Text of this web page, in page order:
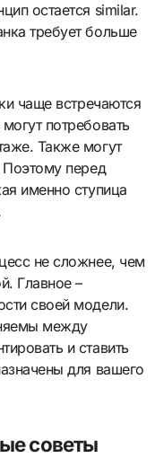
остается similar.
требует больше
чаще встречаются
потребовать
Также могут
Поэтому перед
именно ступица
не сложнее, чем
Главное –
своей модели.
между
и ставить
для вашего
советы